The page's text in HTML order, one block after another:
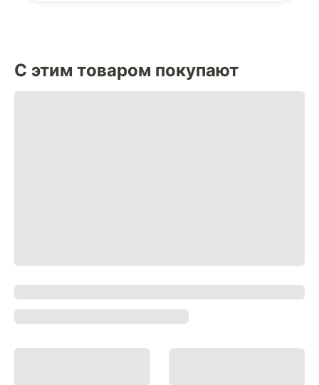
С этим товаром покупают